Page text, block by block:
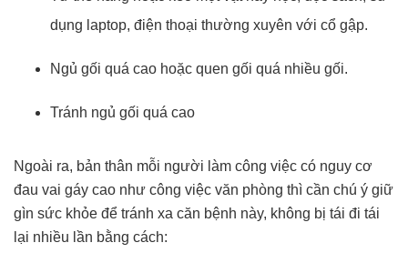
dụng laptop, điện thoại thường xuyên với cổ gập.
Ngủ gối quá cao hoặc quen gối quá nhiều gối.
Tránh ngủ gối quá cao
Ngoài ra, bản thân mỗi người làm công việc có nguy cơ
đau vai gáy cao như công việc văn phòng thì cần chú ý giữ
gìn sức khỏe để tránh xa căn bệnh này, không bị tái đi tái
lại nhiều lần bằng cách: